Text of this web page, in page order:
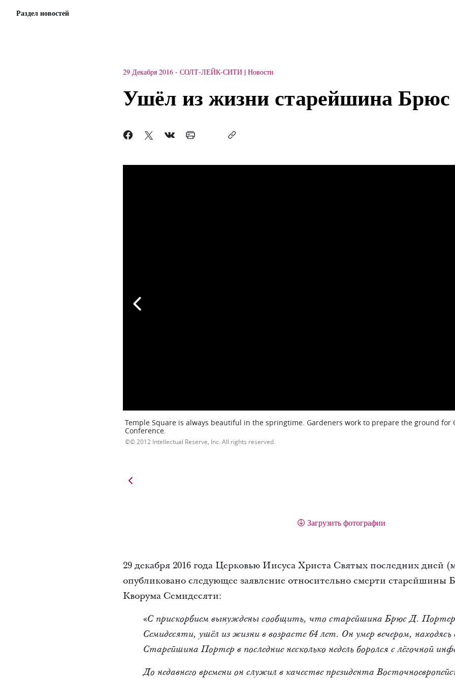
Раздел новостей
29 Декабря 2016 - СОЛТ-ЛЕЙК-СИТИ Новости
Ушёл из жизни старейшина
Temple Square is always beautiful in the springtime. Gardeners work to prepare the ground for
Conference.
© 2012 Intellectual Reserve, Inc. All rights reserved.
Загрузить фотографии
29 декабря 2016 года Церковью Иисуса Христа Святых последних дней
опубликовано следующее заявление относительно смерти старейшины
Кворума Семидесяти:
«С прискорбием вынуждены сообщить, что старейшина Брюс Д.
Семидесяти, ушёл из жизни в возрасте 64 лет. Он умер вечером, находясь
Старейшина Портер в последние несколько недель боролся с лёгочной
До недавнего времени он служил в качестве президента